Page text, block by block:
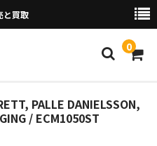
と買取
0
PALLE DANIELSSON,
/ ECM1050ST